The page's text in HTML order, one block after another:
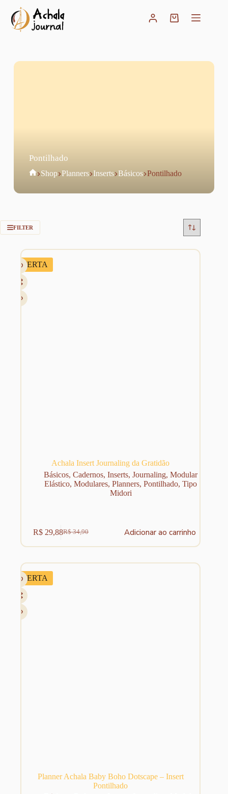
para
conteúdo
Carrinho
Pontilhado
Home
Shop Planners Inserts Básicos Pontilhado
FILTER
OFERTA
Achala Insert Journaling da Gratidão
Básicos,Cadernos,Inserts,Journaling,Modular
Elástico,Modulares,Planners,Pontilhado,Tipo
Midori
R$34,90
O
preço
era:
R$ 29,88O
preço
é:
Adicionar ao carrinho
OFERTA
Planner Achala Baby Boho Dotscape – Insert
Pontilhado